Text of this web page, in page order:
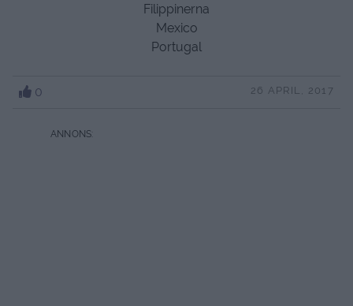
Filippinerna
Mexico
Portugal
0 26 APRIL, 2017